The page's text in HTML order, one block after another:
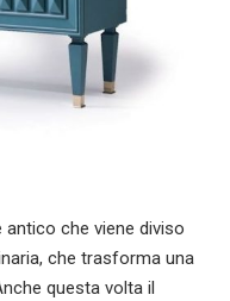
antico che viene diviso
che trasforma una
questa volta il